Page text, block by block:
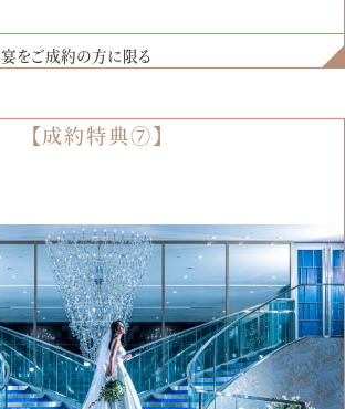
をご成約の方に限る
【成約特典⑦】